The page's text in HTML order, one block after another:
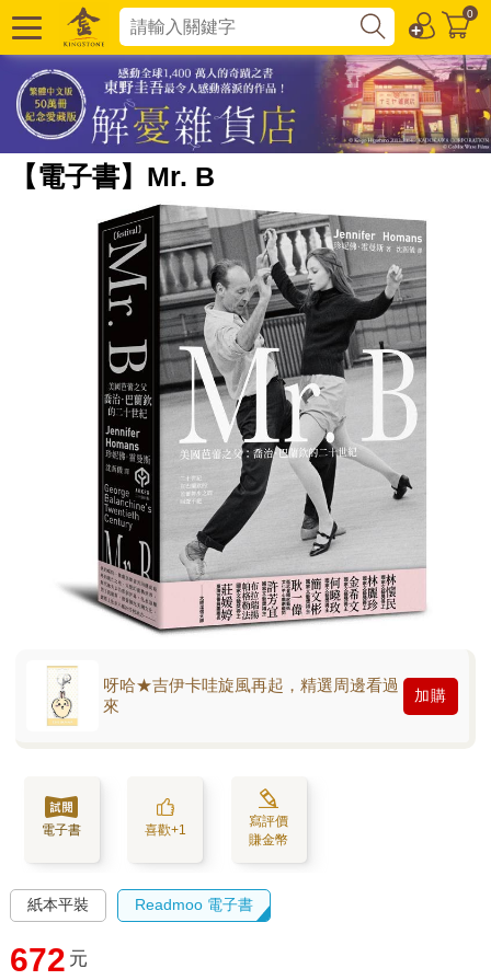
0
【電子書】Mr. B
呀哈★吉伊卡哇旋風再起，精選周邊看過
來
加購
電子書 喜歡+1
寫評價
賺金幣
紙本平裝 Readmoo 電子書
672 元